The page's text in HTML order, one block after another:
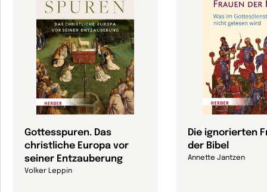
Gottesspuren. Das
christliche Europa vor
seiner Entzauberung
Volker Leppin
Die ignorierten
der Bibel
Annette Jantzen